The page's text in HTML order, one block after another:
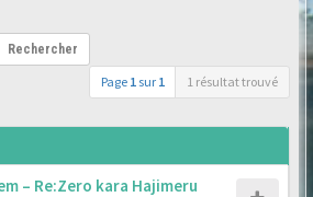
Rechercher
Page 1 sur 1 1 résultat trouvé
– Re:Zero kara Hajimeru